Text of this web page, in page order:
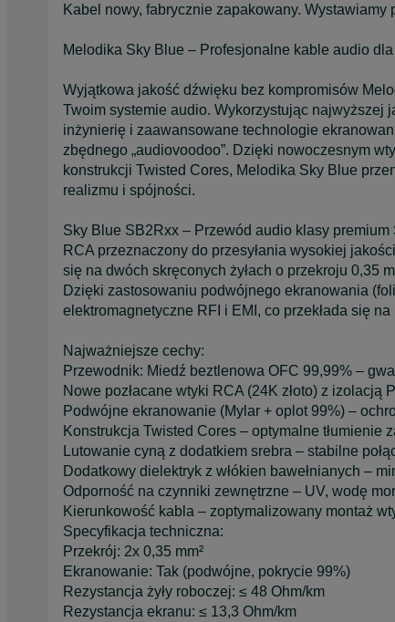
Kabel nowy, fabrycznie zapakowany. Wystawiamy
Melodika Sky Blue – Profesjonalne kable audio
Wyjątkowa jakość dźwięku bez kompromisów
Twoim systemie audio. Wykorzystując najwyższej
inżynierię i zaawansowane technologie
zbędnego „audiovoodoo”. Dzięki nowoczesnym
konstrukcji Twisted Cores, Melodika Sky Blue
realizmu i spójności.
Sky Blue SB2Rxx – Przewód audio klasy
RCA przeznaczony do przesyłania wysokiej
się na dwóch skręconych żyłach o przekroju 0,35
Dzięki zastosowaniu podwójnego ekranowania
elektromagnetyczne RFI i EMI, co przekłada się
Najważniejsze cechy:
Przewodnik: Miedź beztlenowa OFC 99,99% –
Nowe pozłacane wtyki RCA (24K złoto) z
Podwójne ekranowanie (Mylar + oplot 99%) –
Konstrukcja Twisted Cores – optymalne tłumienie
Lutowanie cyną z dodatkiem srebra – stabilne
Dodatkowy dielektryk z włókien bawełnianych –
Odporność na czynniki zewnętrzne – UV, wodę
Kierunkowość kabla – zoptymalizowany montaż
Specyfikacja techniczna:
Przekrój: 2x 0,35 mm²
Ekranowanie: Tak (podwójne, pokrycie 99%)
Rezystancja żyły roboczej: ≤ 48 Ohm/km
Rezystancja ekranu: ≤ 13,3 Ohm/km